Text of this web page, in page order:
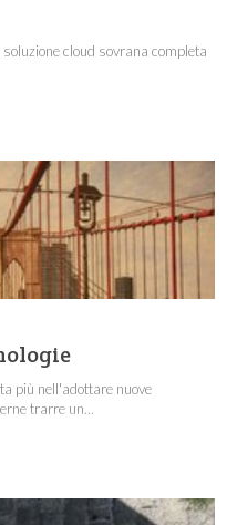
cloud sovrana completa
più nell'adottare nuove
trarre un...